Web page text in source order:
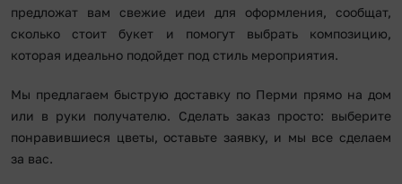
предложат вам свежие идеи для оформления, сообщат,
сколько стоит букет и помогут выбрать композицию,
которая идеально подойдет под стиль мероприятия.
Мы предлагаем быструю доставку по Перми прямо на дом
или в руки получателю. Сделать заказ просто: выберите
понравившиеся цветы, оставьте заявку, и мы все сделаем
за вас.